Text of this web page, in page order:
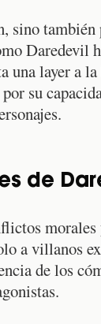
sino
Daredevil
una layer a
su
de
a villanos
de los